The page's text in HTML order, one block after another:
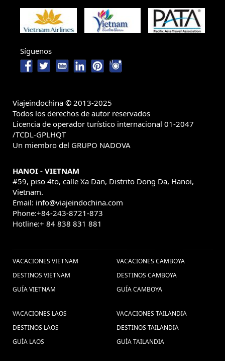
Síguenos
Viajeindochina © 2013-2025
Todos los derechos de autor reservados
Licencia de operador turístico internacional 01-2047
/TCDL-GPLHQT
Un miembro del GRUPO NADOVA
HANOI - VIETNAM
#59, piso 4to, calle Xa Dan, Distrito Dong Da, Hanoi,
Vietnam.
Email: info@viajeindochina.com
Phone:+84-243-8721-873
Hotline:+ 84 838 831 881
VACACIONES VIETNAM
DESTINOS VIETNAM
GUÍA VIETNAM
VACACIONES CAMBOYA
DESTINOS CAMBOYA
GUÍA CAMBOYA
VACACIONES LAOS
DESTINOS LAOS
GUÍA LAOS
VACACIONES TAILANDIA
DESTINOS TAILANDIA
GUÍA TAILANDIA